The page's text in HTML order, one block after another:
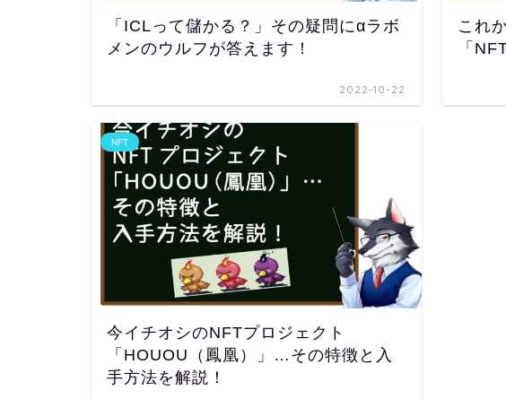
「ICLって儲かる？」その疑問にαラボ
メンのウルフが答えます！
2022-10-22
これ
「
NFT
今イチオシのNFTプロジェクト
「HOUOU（鳳凰）」…その特徴と入
手方法を解説！